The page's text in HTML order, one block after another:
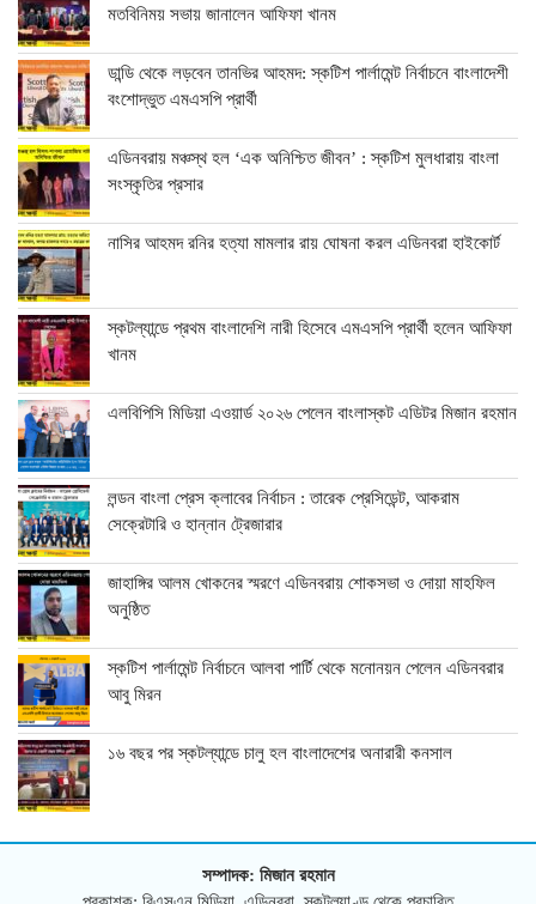
মতবিনিময় সভায় জানালেন আফিফা খানম
ডান্ডি থেকে লড়বেন তানভির আহমদ: স্কটিশ পার্লামেন্ট নির্বাচনে বাংলাদেশী
বংশোদ্ভুত এমএসপি প্রার্থী
এডিনবরায় মঞ্চস্থ হল ‘এক অনিশ্চিত জীবন’ : স্কটিশ মুলধারায় বাংলা
সংস্কৃতির প্রসার
নাসির আহমদ রনির হত্যা মামলার রায় ঘোষনা করল এডিনবরা হাইকোর্ট
স্কটল্যান্ডে প্রথম বাংলাদেশি নারী হিসেবে এমএসপি প্রার্থী হলেন আফিফা
খানম
এলবিপিসি মিডিয়া এওয়ার্ড ২০২৬ পেলেন বাংলাস্কট এডিটর মিজান রহমান
লন্ডন বাংলা প্রেস ক্লাবের নির্বাচন : তারেক প্রেসিডেন্ট, আকরাম
সেক্রেটারি ও হান্নান ট্রেজারার
জাহাঙ্গির আলম খোকনের স্মরণে এডিনবরায় শোকসভা ও দোয়া মাহফিল
অনুষ্ঠিত
স্কটিশ পার্লামেন্ট নির্বাচনে আলবা পার্টি থেকে মনোনয়ন পেলেন এডিনবরার
আবু মিরন
১৬ বছর পর স্কটল্যান্ডে চালু হল বাংলাদেশের অনারারী কনসাল
সম্পাদক: মিজান রহমান